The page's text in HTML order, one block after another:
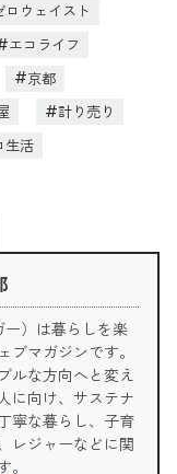
ロウェイスト
エコライフ
京都
計り売り
生活
）は暮らしを楽
ブマガジンです。
ルな方向へと変え
に向け、サステナ
寧な暮らし、子育
レジャーなどに関